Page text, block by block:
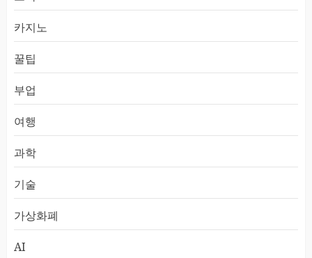
카지노
꿀팁
부업
여행
과학
기술
가상화폐
AI